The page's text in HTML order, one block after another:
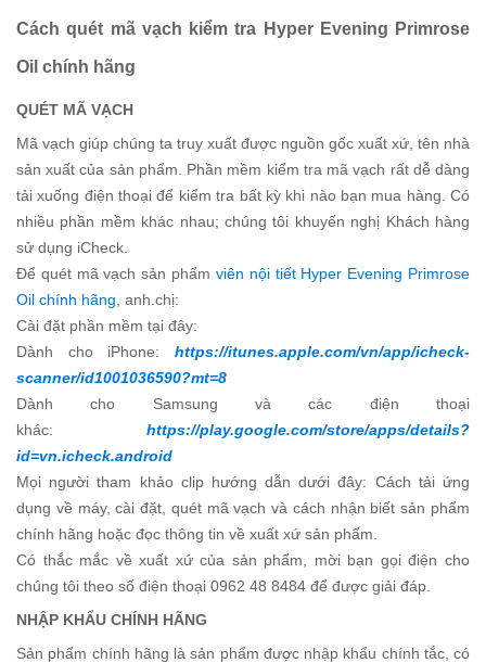
Cách quét mã vạch kiểm tra Hyper Evening Primrose
Oil chính hãng
QUÉT MÃ VẠCH
Mã vạch giúp chúng ta truy xuất được nguồn gốc xuất xứ, tên nhà
sản xuất của sản phẩm. Phần mềm kiểm tra mã vạch rất dễ dàng
tải xuống điện thoại để kiểm tra bất kỳ khi nào bạn mua hàng. Có
nhiều phần mềm khác nhau; chúng tôi khuyến nghị Khách hàng
sử dụng iCheck.
Để quét mã vạch sản phẩm viên nội tiết Hyper Evening Primrose
Oil chính hãng , anh.chị:
Cài đặt phần mềm tại đây:
Dành cho iPhone: https://itunes.apple.com/vn/app/icheck-
scanner/id1001036590?mt=8
Dành cho Samsung và các điện thoại
khác: https://play.google.com/store/apps/details?
id=vn.icheck.android
Mọi người tham khảo clip hướng dẫn dưới đây: Cách tải ứng
dụng về máy, cài đặt, quét mã vạch và cách nhận biết sản phẩm
chính hãng hoặc đọc thông tin về xuất xứ sản phẩm.
Có thắc mắc về xuất xứ của sản phẩm, mời bạn gọi điện cho
chúng tôi theo số điện thoại 0962 48 8484 để được giải đáp.
NHẬP KHẨU CHÍNH HÃNG
Sản phẩm chính hãng là sản phẩm được nhập khẩu chính tắc, có